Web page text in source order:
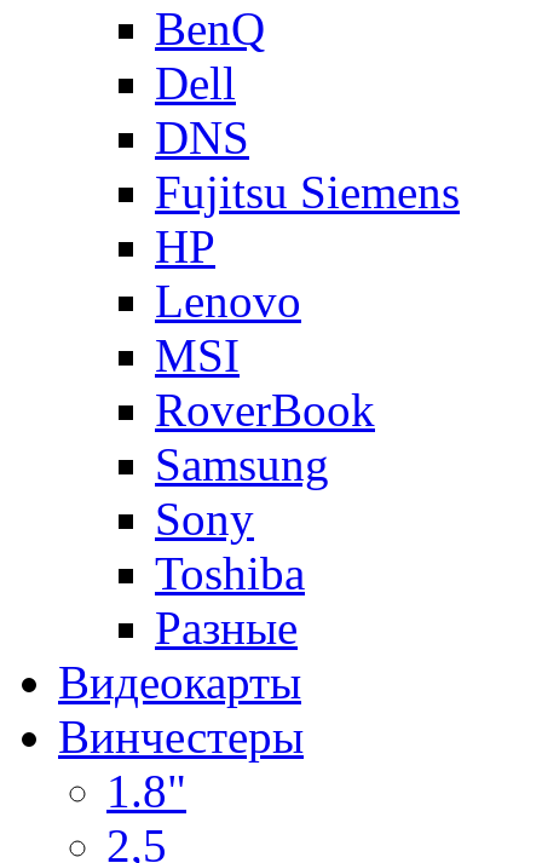
BenQ
Dell
DNS
Fujitsu Siemens
HP
Lenovo
MSI
RoverBook
Samsung
Sony
Toshiba
Разные
Видеокарты
Винчестеры
1.8"
2,5